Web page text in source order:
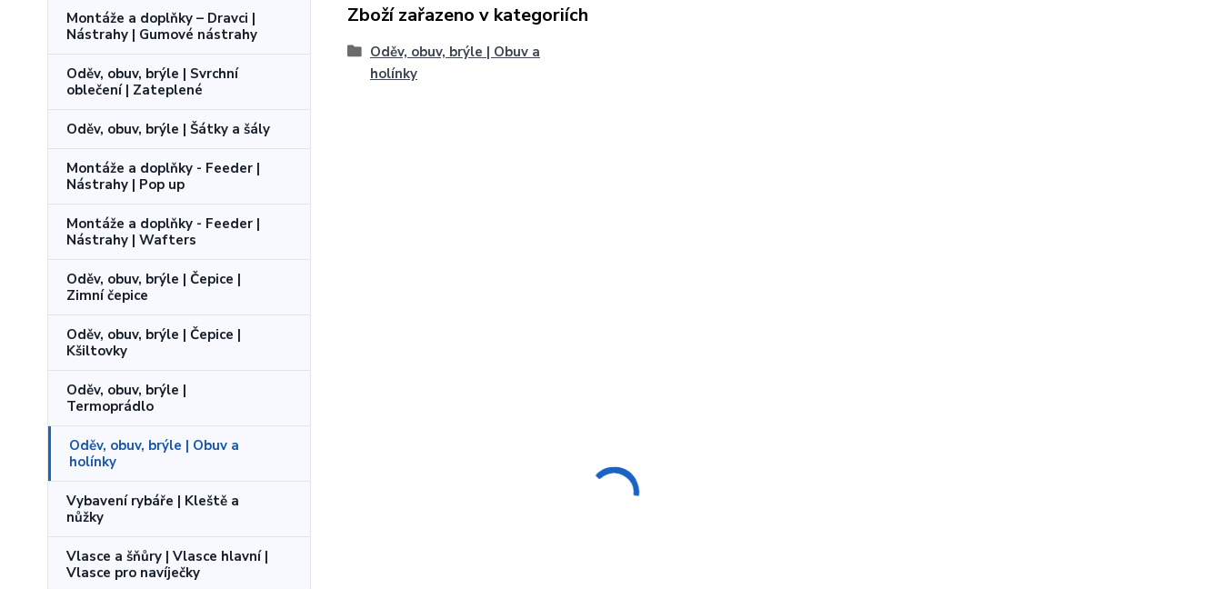
Montáže a doplňky – Dravci |
Nástrahy | Gumové nástrahy
Oděv, obuv, brýle | Svrchní
oblečení | Zateplené
Oděv, obuv, brýle | Šátky a šály
Montáže a doplňky - Feeder |
Nástrahy | Pop up
Montáže a doplňky - Feeder |
Nástrahy | Wafters
Oděv, obuv, brýle | Čepice |
Zimní čepice
Oděv, obuv, brýle | Čepice |
Kšiltovky
Oděv, obuv, brýle |
Termoprádlo
Oděv, obuv, brýle | Obuv a
holínky
Vybavení rybáře | Kleště a
nůžky
Vlasce a šňůry | Vlasce hlavní |
Vlasce pro navíječky
Zboží zařazeno v kategoriích
Oděv, obuv, brýle | Obuv a
holínky